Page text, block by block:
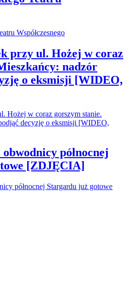
przy ul. Hożej w coraz
nadzór
o eksmisji [WIDEO,
północnej
[ZDJĘCIA]